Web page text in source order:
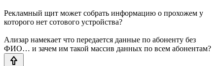
Рекламный щит может собрать информацию о прохожем у
которого нет сотового устройства?
Ализар намекает что передается данные по абоненту без
ФИО… и зачем им такой массив данных по всем абонентам?